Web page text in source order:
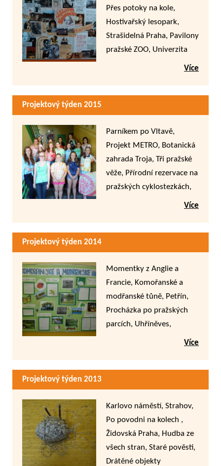
vodárenské věže
Přes potoky na kole,
Hostivařský lesopark,
Strašidelná Praha, Pavilony
pražské ZOO, Univerzita
Karlova, Pražské kláštery,
Více
Projektový týden 2015
Parníkem po Vltavě,
Projekt METRO, Botanická
zahrada Troja, Tři pražské
věže, Přírodní rezervace na
pražských cyklostezkách,
Mini ZOO Malá Chuchle,
Více
Projektový týden 2014
Momentky z Anglie a
Francie, Komořanské a
modřanské tůně, Petřín,
Procházka po pražských
parcích, Uhříněves,
Více
Projektový týden 2013
Karlovo náměstí, Strahov,
Po povodni na kolech ,
Židovská Praha, Hudba ze
všech stran, Staré pověsti,
Drátěné objekty